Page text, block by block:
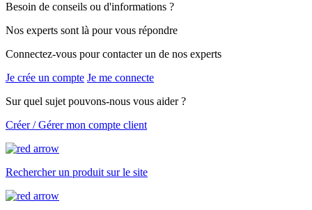
Besoin de conseils ou d'informations ?
Nos experts sont là pour vous répondre
Connectez-vous pour contacter un de nos experts
Je crée un compte Je me connecte
Sur quel sujet pouvons-nous vous aider ?
Créer / Gérer mon compte client
Rechercher un produit sur le site